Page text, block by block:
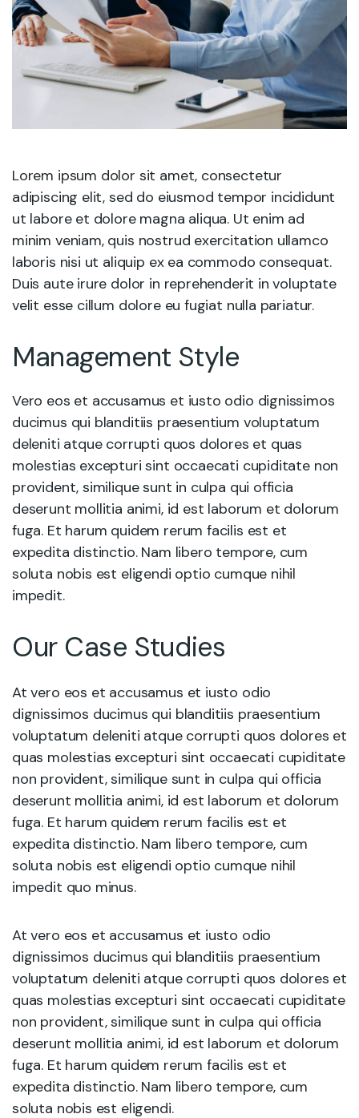
Lorem ipsum dolor sit amet, consectetur
adipiscing elit, sed do eiusmod tempor incididunt
ut labore et dolore magna aliqua. Ut enim ad
minim veniam, quis nostrud exercitation ullamco
laboris nisi ut aliquip ex ea commodo consequat.
Duis aute irure dolor in reprehenderit in voluptate
velit esse cillum dolore eu fugiat nulla pariatur.
Management Style
Vero eos et accusamus et iusto odio dignissimos
ducimus qui blanditiis praesentium voluptatum
deleniti atque corrupti quos dolores et quas
molestias excepturi sint occaecati cupiditate non
provident, similique sunt in culpa qui officia
deserunt mollitia animi, id est laborum et dolorum
fuga. Et harum quidem rerum facilis est et
expedita distinctio. Nam libero tempore, cum
soluta nobis est eligendi optio cumque nihil
impedit.
Our Case Studies
At vero eos et accusamus et iusto odio
dignissimos ducimus qui blanditiis praesentium
voluptatum deleniti atque corrupti quos dolores et
quas molestias excepturi sint occaecati cupiditate
non provident, similique sunt in culpa qui officia
deserunt mollitia animi, id est laborum et dolorum
fuga. Et harum quidem rerum facilis est et
expedita distinctio. Nam libero tempore, cum
soluta nobis est eligendi optio cumque nihil
impedit quo minus.
At vero eos et accusamus et iusto odio
dignissimos ducimus qui blanditiis praesentium
voluptatum deleniti atque corrupti quos dolores et
quas molestias excepturi sint occaecati cupiditate
non provident, similique sunt in culpa qui officia
deserunt mollitia animi, id est laborum et dolorum
fuga. Et harum quidem rerum facilis est et
expedita distinctio. Nam libero tempore, cum
soluta nobis est eligendi.